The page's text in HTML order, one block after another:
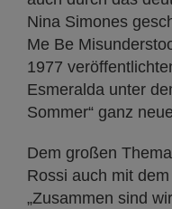
Nina Simones
Me Be
1977
Esmeralda unter
Sommer“ ganz
Dem großen
Rossi auch mit
„Zusammen sind